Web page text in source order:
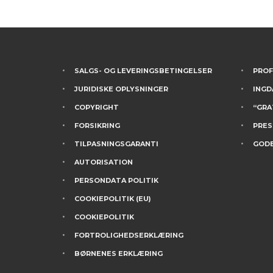
SALGS- OG LEVERINGSBETINGELSER
JURIDISKE OPLYSNINGER
COPYRIGHT
FORSIKRING
TILPASNINGSGARANTI
AUTORISATION
PERSONDATA POLITIK
COOKIEPOLITIK (EU)
COOKIEPOLITIK
FORTROLIGHEDSERKLÆRING
BØRNENES ERKLÆRING